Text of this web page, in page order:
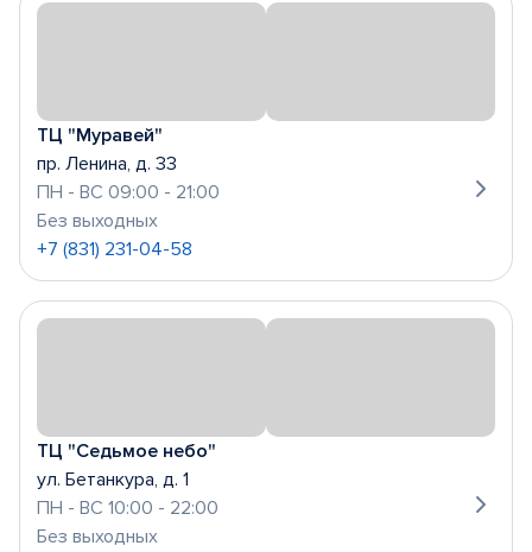
ТЦ "Муравей"
пр. Ленина, д. 33
ПН - ВС 09:00 - 21:00
Без выходных
+7 (831) 231-04-58
ТЦ "Седьмое небо"
ул. Бетанкура, д. 1
ПН - ВС 10:00 - 22:00
Без выходных